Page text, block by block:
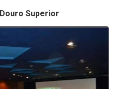
Douro Superior